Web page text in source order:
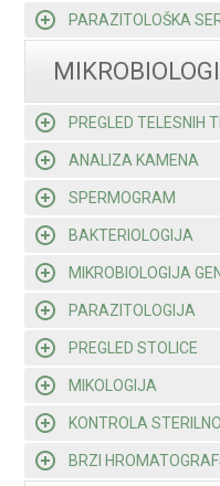
PARAZITOLOŠKA
PREGLED TELESNIH
ANALIZA KAMENA
SPERMOGRAM
BAKTERIOLOGIJA
MIKROBIOLOGIJA
PARAZITOLOGIJA
PREGLED STOLICE
MIKOLOGIJA
KONTROLA
BRZI